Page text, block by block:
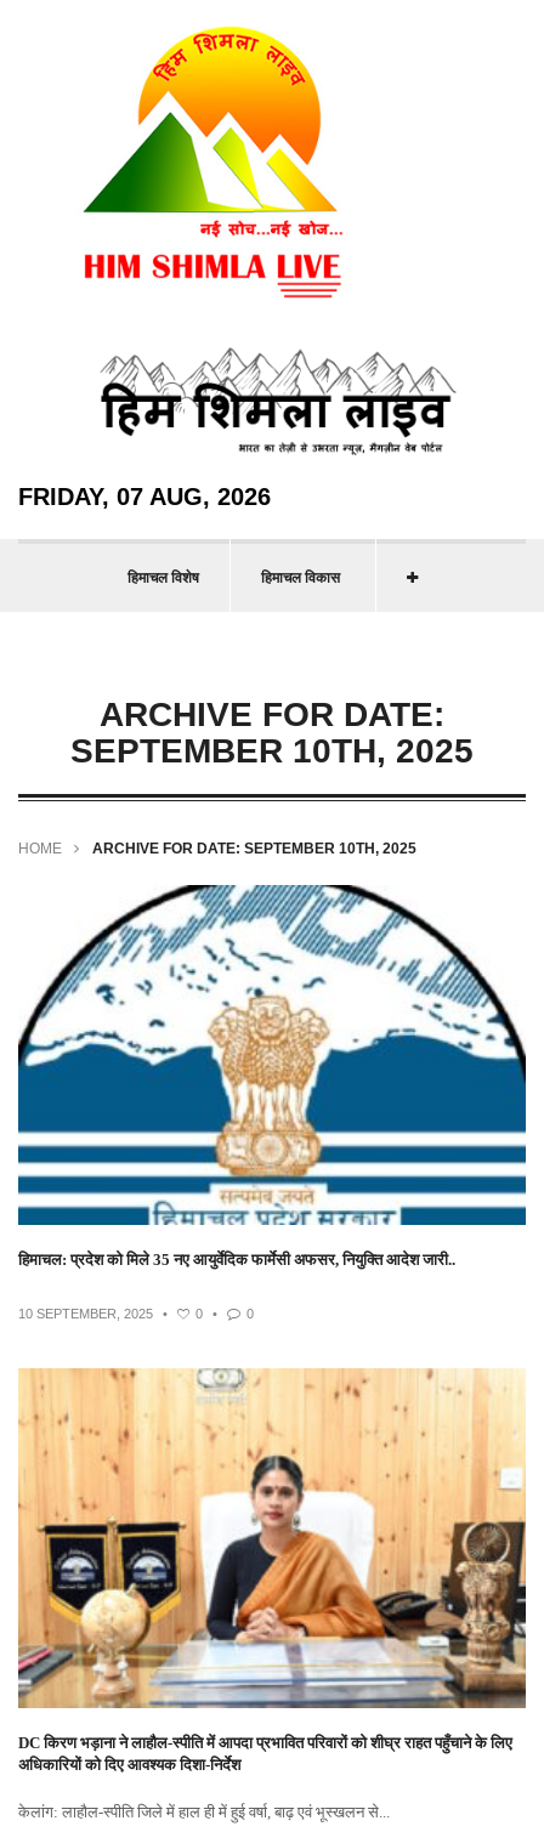
FRIDAY, 07 AUG, 2026
हिमाचल विशेष हिमाचल विकास
ARCHIVE FOR DATE:
SEPTEMBER 10TH, 2025
HOME ARCHIVE FOR DATE: SEPTEMBER 10TH, 2025
हिमाचल: प्रदेश को मिले 35 नए आयुर्वेदिक फार्मेसी अफसर, नियुक्ति आदेश जारी..
10 SEPTEMBER, 2025 • 0 • 0
DC किरण भड़ाना ने लाहौल-स्पीति में आपदा प्रभावित परिवारों को शीघ्र राहत पहुँचाने के लिए
अधिकारियों को दिए आवश्यक दिशा-निर्देश
केलांग: लाहौल-स्पीति जिले में हाल ही में हुई वर्षा, बाढ़ एवं भूस्खलन से...